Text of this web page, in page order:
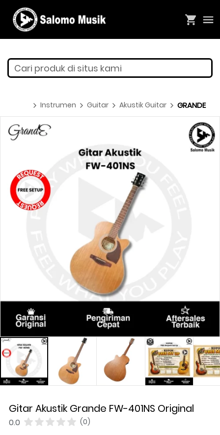
Cari produk di situs kami
Instrumen Guitar Akustik Guitar GRANDE
Gitar Akustik Grande FW-401NS Original
0.0 (0)